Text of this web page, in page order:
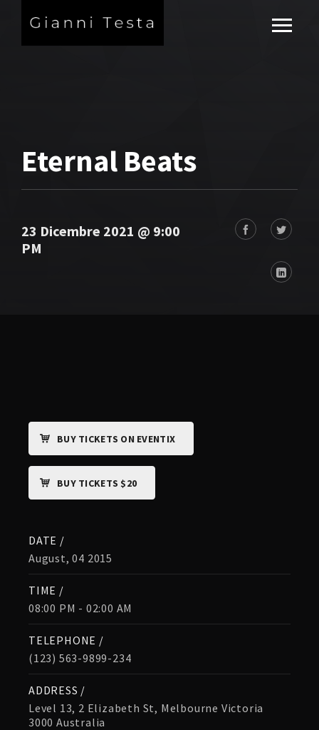
Eternal Beats
23 Dicembre 2021 @ 9:00
PM
BUY TICKETS ON EVENTIX
BUY TICKETS $20
DATE /
August, 04 2015
TIME /
08:00 PM - 02:00 AM
TELEPHONE /
(123) 563-9899-234
ADDRESS /
Level 13, 2 Elizabeth St, Melbourne Victoria
3000 Australia